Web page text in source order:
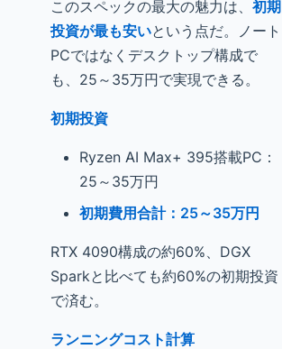
このスペックの最大の魅力は、 初期
投資が最も安いという点だ。ノート
PCではなくデスクトップ構成で
も、25～35万円で実現できる。
初期投資
Ryzen AI Max+ 395搭載PC：
25～35万円
初期費用合計：25～35万円
RTX 4090構成の約60%、DGX
Sparkと比べても約60%の初期投資
で済む。
ランニングコスト計算